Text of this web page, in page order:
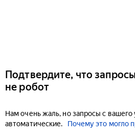
Подтвердите, что
не робот
Нам очень жаль, но запросы с вашего
автоматические.
Почему это могло